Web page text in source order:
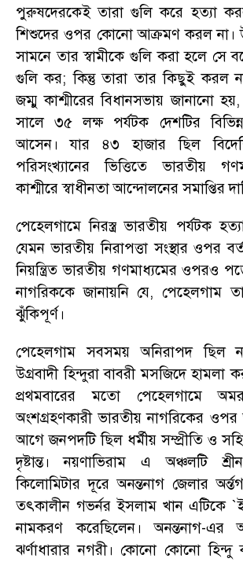
পুরুষদেরকেই তারা গুলি করে হত্যা
শিশুদের ওপর কোনো আক্রমণ করল না।
সামনে তার স্বামীকে গুলি করা হলে সে
গুলি কর;কিন্তু তারা তার কিছুই করল
জম্মু কাশ্মীরের বিধানসভায় জানানো হয়,
সালে ৩৫ লক্ষ পর্যটক দেশটির বিভিন্ন
আসেন। যার ৪৩ হাজার ছিল
পরিসংখ্যানের ভিত্তিতে ভারতীয়
কাশ্মীরে স্বাধীনতা আন্দোলনের সমাপ্তির
পেহেলগামে নিরস্ত্র ভারতীয় পর্যটক
যেমন ভারতীয় নিরাপত্তা সংস্থার ওপর
নিয়ন্ত্রিত ভারতীয় গণমাধ্যমের ওপরও
নাগরিককে জানায়নি যে, পেহেলগাম
ঝুঁকিপূর্ণ।
পেহেলগাম সবসময় অনিরাপদ ছিল
উগ্রবাদী হিন্দুরা বাবরী মসজিদে
প্রথমবারের মতো পেহেলগামে
অংশগ্রহণকারী ভারতীয় নাগরিকের
আগে জনপদটি ছিল ধর্মীয় সম্প্রীতি ও
দৃষ্টান্ত।
নয়ণাভিরাম এ অঞ্চলটি
কিলোমিটার দূরে অনন্তনাগ জেলার
তৎকালীন গভর্নর ইসলাম খান এটিকে
নামকরণ করেছিলেন।
অনন্তনাগ-এর
ঝর্ণাধারার নগরী। কোনো কোনো হিন্দু